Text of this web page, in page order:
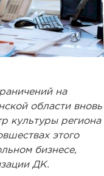
на
области вновь
культуры региона
этого
бизнесе,
ДК.